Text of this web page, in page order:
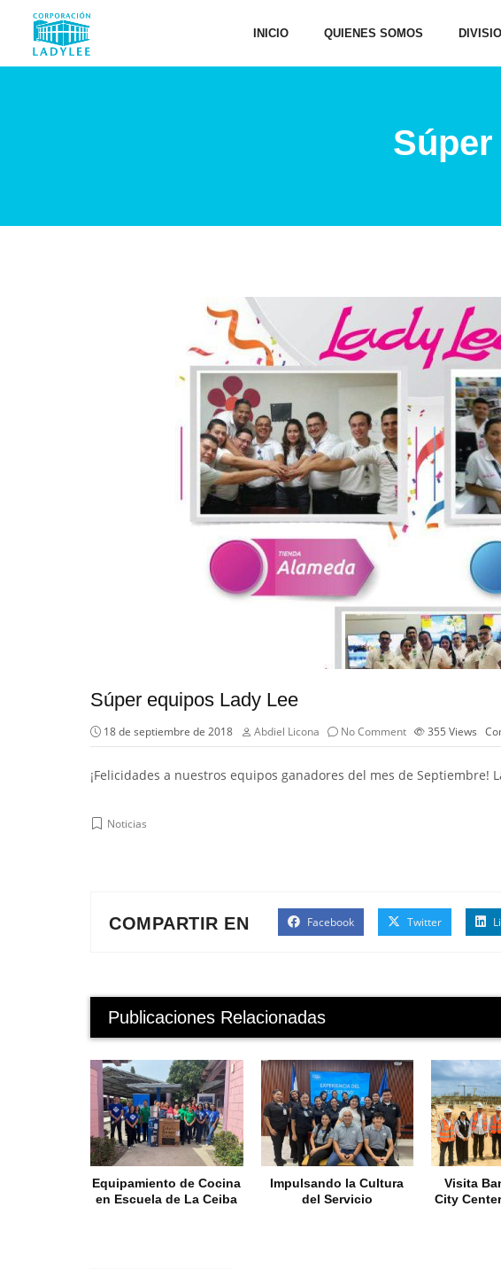
INICIO QUIENES SOMOS
Súper equipos Lady Lee
18 de septiembre de 2018 Abdiel Licona No Comment 355 Views
¡Felicidades a nuestros equipos ganadores del mes de Septiembre!
Noticias
COMPARTIR EN Facebook Twitter
Publicaciones Relacionadas
Equipamiento de Cocina
en Escuela de La Ceiba
Impulsando la Cultura
del Servicio
Visita
City